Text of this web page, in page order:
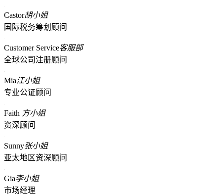
Castor胡小姐
国际税务筹划顾问
Customer Service客服部
全球公司注册顾问
Mia江小姐
专业公证顾问
Faith 方小姐
资深顾问
Sunny张小姐
亚太地区资深顾问
Gia李小姐
市场经理